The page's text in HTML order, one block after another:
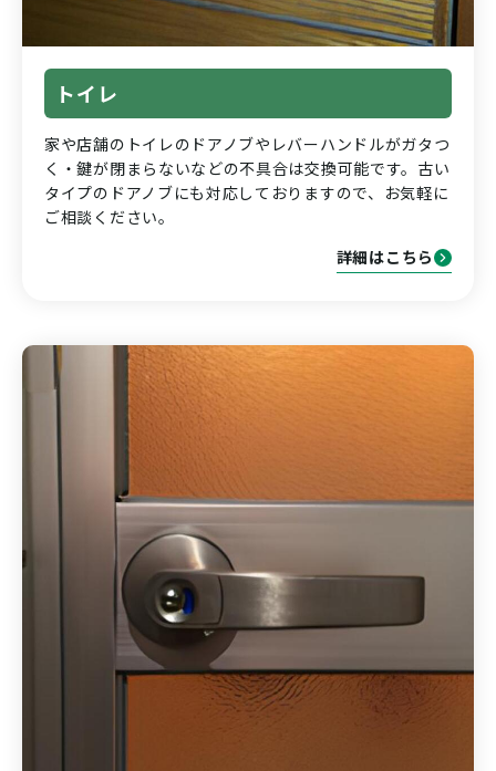
トイレ
家や店舗のトイレのドアノブやレバーハンドルがガタつ
く・鍵が閉まらないなどの不具合は交換可能です。古い
タイプのドアノブにも対応しておりますので、お気軽に
ご相談ください。
詳細はこちら